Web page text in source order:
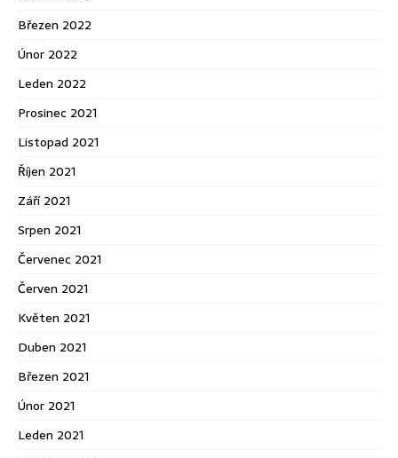
Březen 2022
Únor 2022
Leden 2022
Prosinec 2021
Listopad 2021
Říjen 2021
Září 2021
Srpen 2021
Červenec 2021
Červen 2021
Květen 2021
Duben 2021
Březen 2021
Únor 2021
Leden 2021